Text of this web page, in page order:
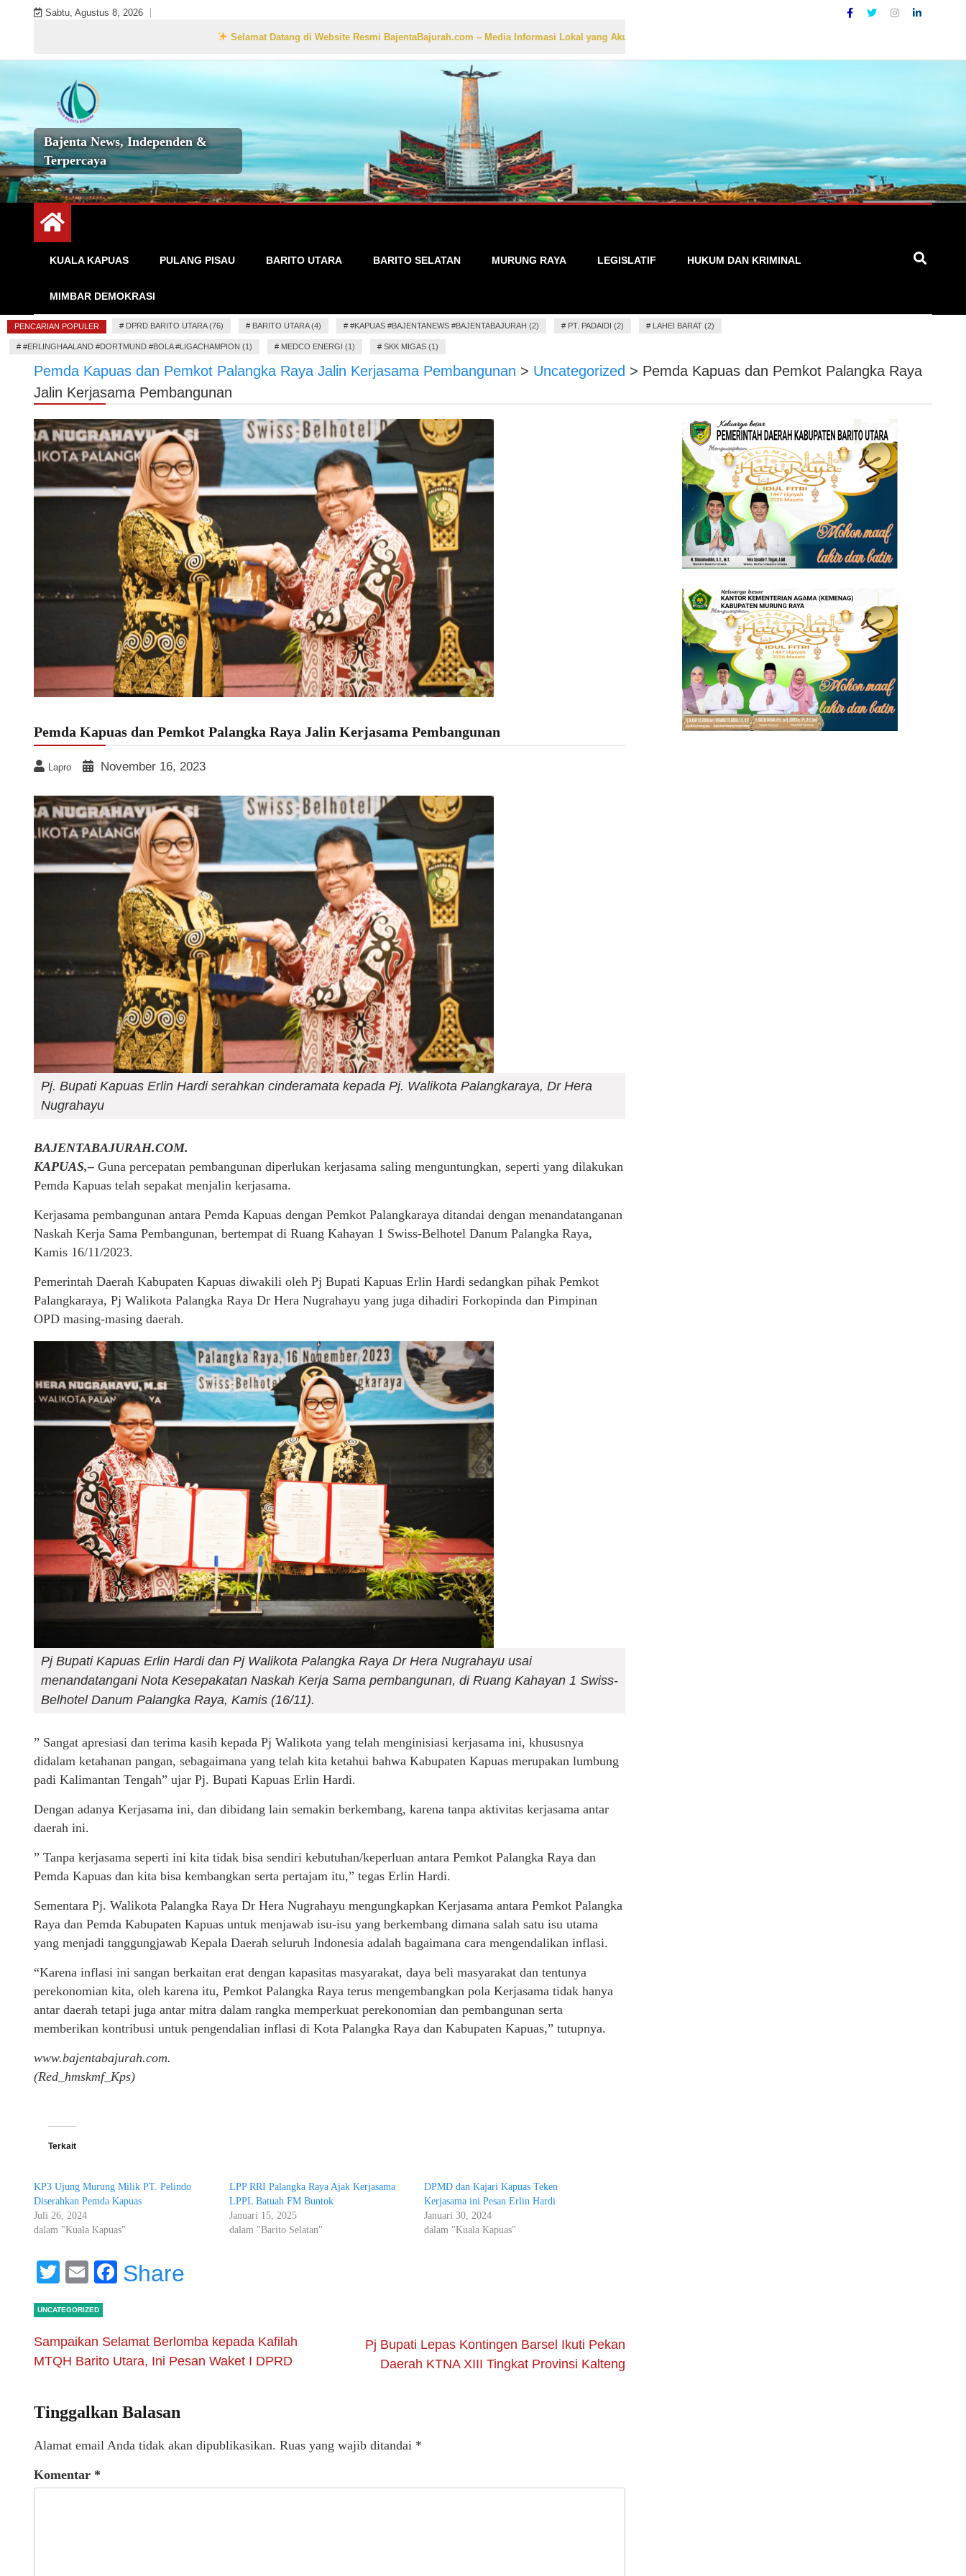
Sabtu, Agustus 8, 2026
Selamat Datang di Website Resmi BajentaBajurah.com – Media Informasi Lokal yang Akurat, Cepat, dan Terpercaya
Bajenta News, Independen &
Terpercaya
KUALA KAPUAS PULANG PISAU BARITO UTARA BARITO SELATAN MURUNG RAYA LEGISLATIF HUKUM DAN KRIMINAL
MIMBAR DEMOKRASI
PENCARIAN POPULER # DPRD BARITO UTARA (76) # BARITO UTARA (4) # #KAPUAS #BAJENTANEWS #BAJENTABAJURAH (2) # PT. PADAIDI (2) # LAHEI BARAT (2)
# #ERLINGHAALAND #DORTMUND #BOLA #LIGACHAMPION (1) # MEDCO ENERGI (1) # SKK MIGAS (1)
Pemda Kapuas dan Pemkot Palangka Raya Jalin Kerjasama Pembangunan > Uncategorized > Pemda Kapuas dan Pemkot Palangka Raya
Jalin Kerjasama Pembangunan
Pemda Kapuas dan Pemkot Palangka Raya Jalin Kerjasama Pembangunan
Lapro November 16, 2023
Pj. Bupati Kapuas Erlin Hardi serahkan cinderamata kepada Pj. Walikota Palangkaraya, Dr Hera
Nugrahayu
BAJENTABAJURAH.COM.
KAPUAS,– Guna percepatan pembangunan diperlukan kerjasama saling menguntungkan, seperti yang dilakukan
Pemda Kapuas telah sepakat menjalin kerjasama.
Kerjasama pembangunan antara Pemda Kapuas dengan Pemkot Palangkaraya ditandai dengan menandatanganan
Naskah Kerja Sama Pembangunan, bertempat di Ruang Kahayan 1 Swiss-Belhotel Danum Palangka Raya,
Kamis 16/11/2023.
Pemerintah Daerah Kabupaten Kapuas diwakili oleh Pj Bupati Kapuas Erlin Hardi sedangkan pihak Pemkot
Palangkaraya, Pj Walikota Palangka Raya Dr Hera Nugrahayu yang juga dihadiri Forkopinda dan Pimpinan
OPD masing-masing daerah.
Pj Bupati Kapuas Erlin Hardi dan Pj Walikota Palangka Raya Dr Hera Nugrahayu usai
menandatangani Nota Kesepakatan Naskah Kerja Sama pembangunan, di Ruang Kahayan 1 Swiss-
Belhotel Danum Palangka Raya, Kamis (16/11).
” Sangat apresiasi dan terima kasih kepada Pj Walikota yang telah menginisiasi kerjasama ini, khususnya
didalam ketahanan pangan, sebagaimana yang telah kita ketahui bahwa Kabupaten Kapuas merupakan lumbung
padi Kalimantan Tengah” ujar Pj. Bupati Kapuas Erlin Hardi.
Dengan adanya Kerjasama ini, dan dibidang lain semakin berkembang, karena tanpa aktivitas kerjasama antar
daerah ini.
” Tanpa kerjasama seperti ini kita tidak bisa sendiri kebutuhan/keperluan antara Pemkot Palangka Raya dan
Pemda Kapuas dan kita bisa kembangkan serta pertajam itu,” tegas Erlin Hardi.
Sementara Pj. Walikota Palangka Raya Dr Hera Nugrahayu mengungkapkan Kerjasama antara Pemkot Palangka
Raya dan Pemda Kabupaten Kapuas untuk menjawab isu-isu yang berkembang dimana salah satu isu utama
yang menjadi tanggungjawab Kepala Daerah seluruh Indonesia adalah bagaimana cara mengendalikan inflasi.
“Karena inflasi ini sangan berkaitan erat dengan kapasitas masyarakat, daya beli masyarakat dan tentunya
perekonomian kita, oleh karena itu, Pemkot Palangka Raya terus mengembangkan pola Kerjasama tidak hanya
antar daerah tetapi juga antar mitra dalam rangka memperkuat perekonomian dan pembangunan serta
memberikan kontribusi untuk pengendalian inflasi di Kota Palangka Raya dan Kabupaten Kapuas,” tutupnya.
www.bajentabajurah.com.
(Red_hmskmf_Kps)
Terkait
KP3 Ujung Murung Milik PT. Pelindo
Diserahkan Pemda Kapuas
Juli 26, 2024
dalam "Kuala Kapuas"
LPP RRI Palangka Raya Ajak Kerjasama
LPPL Batuah FM Buntok
Januari 15, 2025
dalam "Barito Selatan"
DPMD dan Kajari Kapuas Teken
Kerjasama ini Pesan Erlin Hardi
Januari 30, 2024
dalam "Kuala Kapuas"
Twitter
EmailFacebook
Share
UNCATEGORIZED
Sampaikan Selamat Berlomba kepada Kafilah
MTQH Barito Utara, Ini Pesan Waket I DPRD
Pj Bupati Lepas Kontingen Barsel Ikuti Pekan
Daerah KTNA XIII Tingkat Provinsi Kalteng
Tinggalkan Balasan
Alamat email Anda tidak akan dipublikasikan. Ruas yang wajib ditandai *
Komentar *